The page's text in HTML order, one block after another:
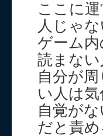
ここに
人じゃ
ゲーム
読まな
自分が
い人は
自覚が
だと責